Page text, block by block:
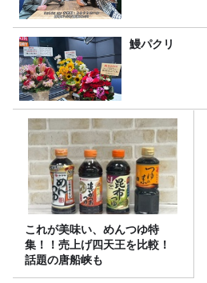
鰻パクリ
これが美味い、めんつゆ特
集！！売上げ四天王を比較！
話題の唐船峡も